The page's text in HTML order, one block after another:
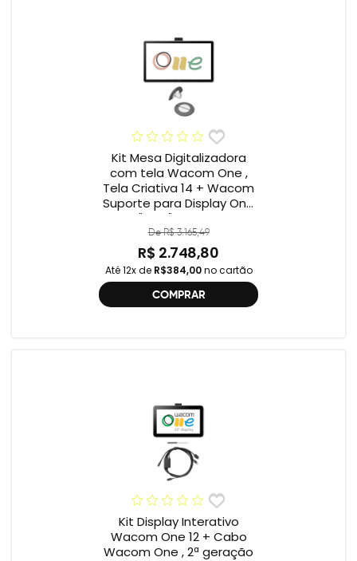
Kit Mesa Digitalizadora
com tela Wacom One ,
Tela Criativa 14 + Wacom
Suporte para Display One
12" e 13" ACK649Z
De R$ 3.165,49
R$ 2.748,80
Até 12x de R$384,00no cartão
COMPRAR
Kit Display Interativo
Wacom One 12 + Cabo
Wacom One , 2ª geração